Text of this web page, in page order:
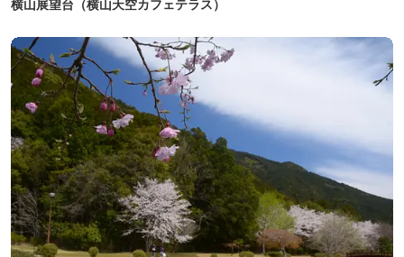
横山展望台（横山天空カフェテラス）